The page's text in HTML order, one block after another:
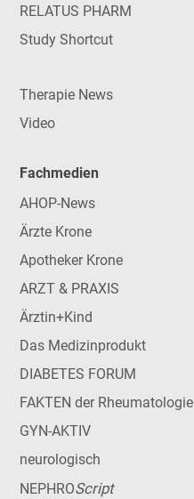
RELATUS PHARM
Study Shortcut
Therapie News
Video
Fachmedien
AHOP-News
Ärzte Krone
Apotheker Krone
ARZT & PRAXIS
Ärztin+Kind
Das Medizinprodukt
DIABETES FORUM
FAKTEN der Rheumatologie
GYN-AKTIV
neurologisch
NEPHROScript